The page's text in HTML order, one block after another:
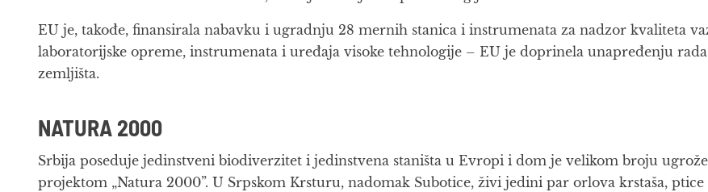
EU je, takođe, finansirala nabavku i ugradnju 28 mernih stanica i instrumenata za nadzor kvaliteta
laboratorijske opreme, instrumenata i uređaja visoke tehnologije – EU je doprinela unapređenju
zemljišta.
NATURA 2000
Srbija poseduje jedinstveni biodiverzitet i jedinstvena staništa u Evropi i dom je velikom broju
projektom „Natura 2000”. U Srpskom Krsturu, nadomak Subotice, živi jedini par orlova krstaša,